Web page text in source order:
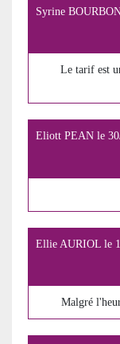
Syrine
Le tarif est
Eliott PEAN le
Ellie AURIOL le
Malgré